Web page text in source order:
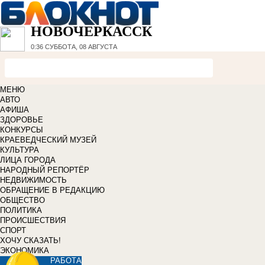
НОВОЧЕРКАССК
0:36 СУББОТА, 08 АВГУСТА
МЕНЮ
АВТО
АФИША
ЗДОРОВЬЕ
КОНКУРСЫ
КРАЕВЕДЧЕСКИЙ МУЗЕЙ
КУЛЬТУРА
ЛИЦА ГОРОДА
НАРОДНЫЙ РЕПОРТЁР
НЕДВИЖИМОСТЬ
ОБРАЩЕНИЕ В РЕДАКЦИЮ
ОБЩЕСТВО
ПОЛИТИКА
ПРОИСШЕСТВИЯ
СПОРТ
ХОЧУ СКАЗАТЬ!
ЭКОНОМИКА
РАБОТА